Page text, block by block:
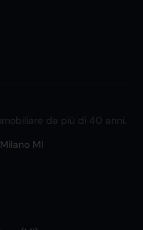
da più di 40 anni.
MI